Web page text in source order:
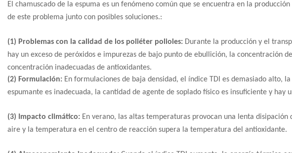
El chamuscado de la espuma es un fenómeno común que se encuentra en la
de este problema junto con posibles soluciones.:
(1) Problemas con la calidad de los poliéter polioles: Durante la producción y el
hay un exceso de peróxidos e impurezas de bajo punto de ebullición, la concentración
concentración inadecuadas de antioxidantes.
(2) Formulación: En formulaciones de baja densidad, el índice TDI es demasiado alto,
espumante es inadecuada, la cantidad de agente de soplado físico es insuficiente y hay
(3) Impacto climático: En verano, las altas temperaturas provocan una lenta
aire y la temperatura en el centro de reacción supera la temperatura del antioxidante.